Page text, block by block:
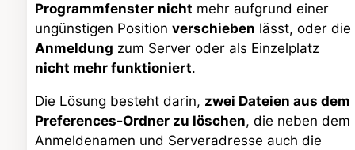
Programmfenster nicht mehr aufgrund einer
ungünstigen Position verschieben lässt, oder die
Anmeldung zum Server oder als Einzelplatz
nicht mehr funktioniert.
Die Lösung besteht darin, zwei Dateien aus dem
Preferences-Ordner zu löschen, die neben dem
Anmeldenamen und Serveradresse auch die